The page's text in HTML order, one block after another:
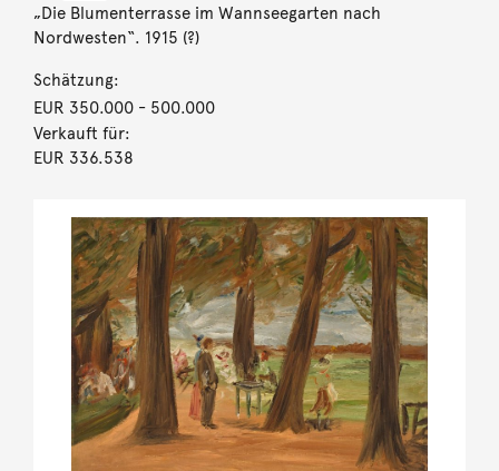
„Die Blumenterrasse im Wannseegarten nach
Nordwesten“. 1915 (?)
Schätzung:
EUR 350.000- 500.000
Verkauft für:
EUR 336.538